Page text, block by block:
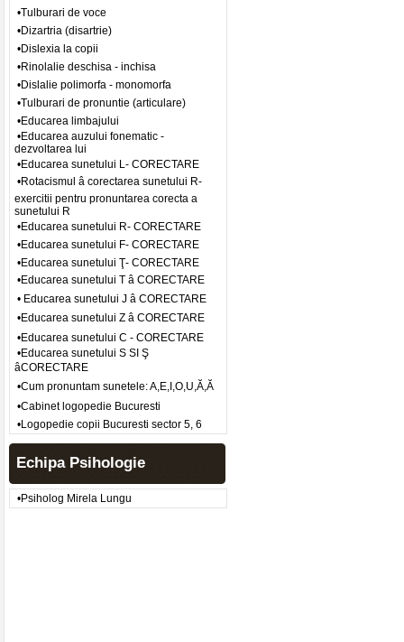
•Tulburari de voce
•Dizartria (disartrie)
•Dislexia la copii
•Rinolalie deschisa - inchisa
•Dislalie polimorfa - monomorfa
•Tulburari de pronuntie (articulare)
•Educarea limbajului
•Educarea auzului fonematic -
dezvoltarea lui
•Educarea sunetului L- CORECTARE
•Rotacismul â corectarea sunetului R-
exercitii pentru pronuntarea corecta a
sunetului R
•Educarea sunetului R- CORECTARE
•Educarea sunetului F- CORECTARE
•Educarea sunetului Ţ- CORECTARE
•Educarea sunetului T â CORECTARE
• Educarea sunetului J â CORECTARE
•Educarea sunetului Z â CORECTARE
•Educarea sunetului C - CORECTARE
•Educarea sunetului S SI Ş
âCORECTARE
•Cum pronuntam sunetele: A,E,I,O,U,Ă,Ă
•Cabinet logopedie Bucuresti
•Logopedie copii Bucuresti sector 5, 6
Echipa Psihologie
•Psiholog Mirela Lungu